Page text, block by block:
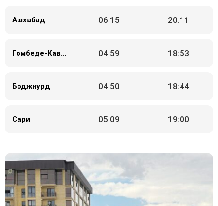
Ашхабад 06:15 20:11
Гомбеде-Кавус 04:59 18:53
Боджнурд 04:50 18:44
Сари 05:09 19:00